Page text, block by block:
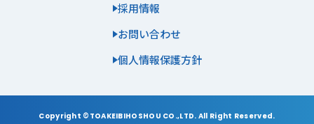
採用情報
お問い合わせ
個人情報保護方針
Copyright ©TOAKEIBIHOSHOU CO.,LTD. All Right Reserved.